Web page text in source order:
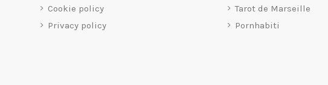
Cookie policy
Privacy policy
Tarot de Marseille
Pornhabiti